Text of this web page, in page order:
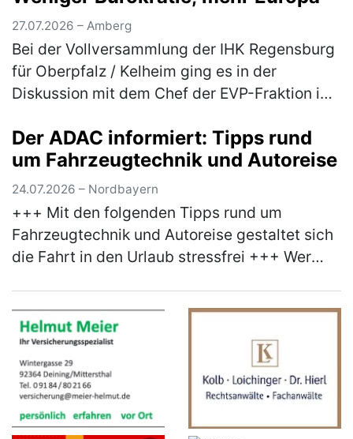
Teilnehmer*innen am Mitt…
27.07.2026 – Amberg
Bei der Vollversammlung der IHK Regensburg
für Oberpfalz / Kelheim ging es in der
Diskussion mit dem Chef der EVP-Fraktion im
mehr Praxisnähe bei der EU-Polit…(mehr)
Der ADAC informiert: Tipps rund
um Fahrzeugtechnik und Autoreise
24.07.2026 – Nordbayern
+++ Mit den folgenden Tipps rund um
Fahrzeugtechnik und Autoreise gestaltet sich
die Fahrt in den Urlaub stressfrei +++ Wer
dem Aut…(mehr)